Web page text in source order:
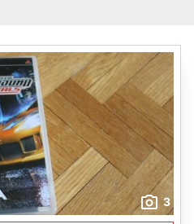
3